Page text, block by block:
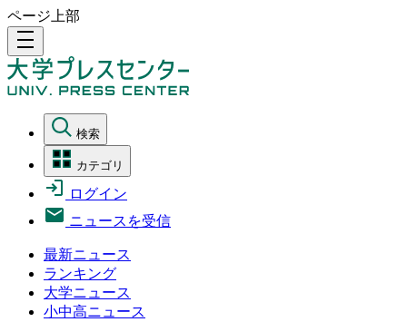
ページ上部
density_medium
検索
カテゴリ
ログイン
ニュースを受信
最新ニュース
ランキング
大学ニュース
小中高ニュース